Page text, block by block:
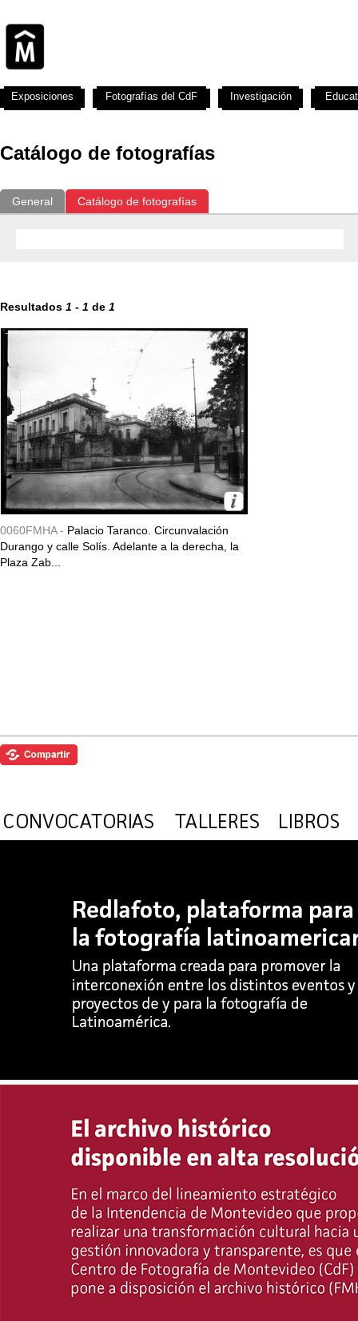
Catálogo de fotografías
General Catálogo de fotografías
Resultados 1 - 1 de 1
0060FMHA - Palacio Taranco. Circunvalación
Durango y calle Solís. Adelante a la derecha, la
Plaza Zab...
Exposiciones Fotografías del CdF Investigación